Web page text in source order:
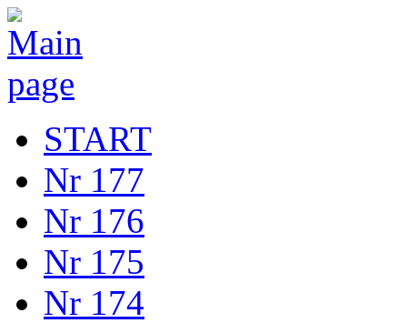
START
Nr 177
Nr 176
Nr 175
Nr 174